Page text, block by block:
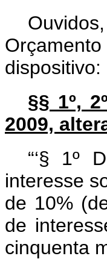
dispositivo:
§§ 1º,
2009,
“‘§ 1º
interesse
de 10%
de
cinquenta